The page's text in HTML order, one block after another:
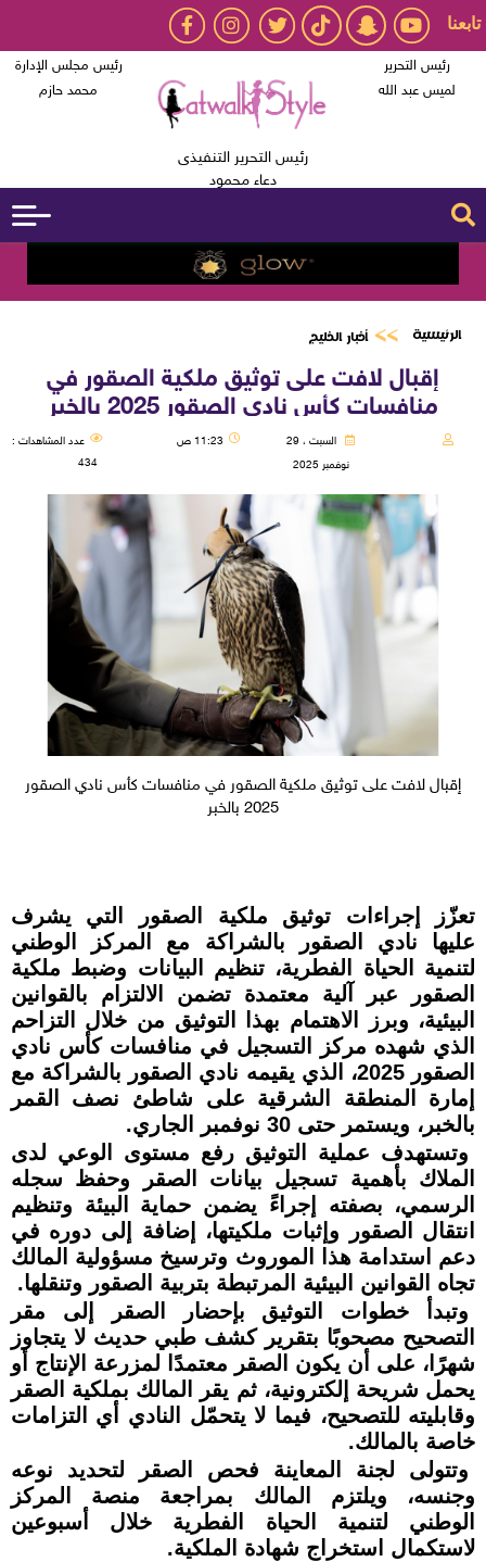
تابعنا
رئيس التحرير
لميس عبد الله
رئيس التحرير التنفيذى
دعاء محمود
رئيس مجلس الإدارة
محمد حازم
الرئيسية أخبار الخليج
إقبال لافت على توثيق ملكية الصقور في
منافسات كأس نادي الصقور 2025 بالخبر
السبت ، 29
نوفمبر 2025
11:23 ص
عدد المشاهدات :
434
إقبال لافت على توثيق ملكية الصقور في منافسات كأس نادي الصقور
2025 بالخبر
تعزّز إجراءات توثيق ملكية الصقور التي يشرف
عليها نادي الصقور بالشراكة مع المركز الوطني
لتنمية الحياة الفطرية، تنظيم البيانات وضبط ملكية
الصقور عبر آلية معتمدة تضمن الالتزام بالقوانين
البيئية، وبرز الاهتمام بهذا التوثيق من خلال التزاحم
الذي شهده مركز التسجيل في منافسات كأس نادي
الصقور 2025، الذي يقيمه نادي الصقور بالشراكة مع
إمارة المنطقة الشرقية على شاطئ نصف القمر
بالخبر، ويستمر حتى 30 نوفمبر الجاري.
وتستهدف عملية التوثيق رفع مستوى الوعي لدى
الملاك بأهمية تسجيل بيانات الصقر وحفظ سجله
الرسمي، بصفته إجراءً يضمن حماية البيئة وتنظيم
انتقال الصقور وإثبات ملكيتها، إضافة إلى دوره في
دعم استدامة هذا الموروث وترسيخ مسؤولية المالك
تجاه القوانين البيئية المرتبطة بتربية الصقور وتنقلها.
وتبدأ خطوات التوثيق بإحضار الصقر إلى مقر
التصحيح مصحوبًا بتقرير كشف طبي حديث لا يتجاوز
شهرًا، على أن يكون الصقر معتمدًا لمزرعة الإنتاج أو
يحمل شريحة إلكترونية، ثم يقر المالك بملكية الصقر
وقابليته للتصحيح، فيما لا يتحمّل النادي أي التزامات
خاصة بالمالك.
وتتولى لجنة المعاينة فحص الصقر لتحديد نوعه
وجنسه، ويلتزم المالك بمراجعة منصة المركز
الوطني لتنمية الحياة الفطرية خلال أسبوعين
لاستكمال استخراج شهادة الملكية.